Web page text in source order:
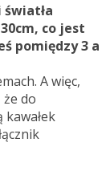
co jest
pomiędzy 3 a
A więc,
do
kawałek